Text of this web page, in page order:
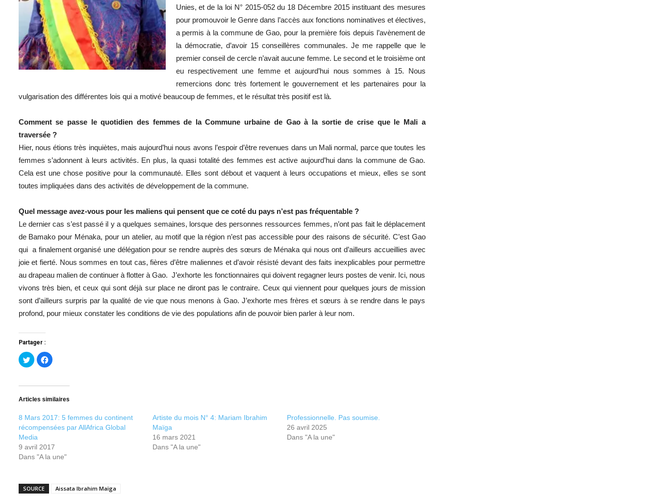
Unies, et de la loi N° 2015-052 du 18 Décembre 2015 instituant des mesures
pour promouvoir le Genre dans l’accès aux fonctions nominatives et électives,
a permis à la commune de Gao, pour la première fois depuis l’avènement de
la démocratie, d’avoir 15 conseillères communales. Je me rappelle que le
premier conseil de cercle n’avait aucune femme. Le second et le troisième ont
eu respectivement une femme et aujourd’hui nous sommes à 15. Nous
remercions donc très fortement le gouvernement et les partenaires pour la
vulgarisation des différentes lois qui a motivé beaucoup de femmes, et le résultat très positif est là.
Comment se passe le quotidien des femmes de la Commune urbaine de Gao à la sortie de crise que le Mali a
traversée ?
Hier, nous étions très inquiètes, mais aujourd’hui nous avons l’espoir d’être revenues dans un Mali normal, parce que toutes les
femmes s’adonnent à leurs activités. En plus, la quasi totalité des femmes est active aujourd’hui dans la commune de Gao.
Cela est une chose positive pour la communauté. Elles sont débout et vaquent à leurs occupations et mieux, elles se sont
toutes impliquées dans des activités de développement de la commune.
Quel message avez-vous pour les maliens qui pensent que ce coté du pays n’est pas fréquentable ?
Le dernier cas s’est passé il y a quelques semaines, lorsque des personnes ressources femmes, n’ont pas fait le déplacement
de Bamako pour Ménaka, pour un atelier, au motif que la région n’est pas accessible pour des raisons de sécurité. C’est Gao
qui a finalement organisé une délégation pour se rendre auprès des sœurs de Ménaka qui nous ont d’ailleurs accueillies avec
joie et fierté. Nous sommes en tout cas, fières d’être maliennes et d’avoir résisté devant des faits inexplicables pour permettre
au drapeau malien de continuer à flotter à Gao. J’exhorte les fonctionnaires qui doivent regagner leurs postes de venir. Ici, nous
vivons très bien, et ceux qui sont déjà sur place ne diront pas le contraire. Ceux qui viennent pour quelques jours de mission
sont d’ailleurs surpris par la qualité de vie que nous menons à Gao. J’exhorte mes frères et sœurs à se rendre dans le pays
profond, pour mieux constater les conditions de vie des populations afin de pouvoir bien parler à leur nom.
Partager :
Cliquez
pour
partager
dans
nouvelle
Cliquez
pour
dans
nouvelle
Articles similaires
8 Mars 2017: 5 femmes du continent
récompensées par AllAfrica Global
Media
9 avril 2017
Dans "A la une"
Artiste du mois N° 4: Mariam Ibrahim
Maïga
16 mars 2021
Dans "A la une"
Professionnelle. Pas soumise.
26 avril 2025
Dans "A la une"
SOURCE Aissata Ibrahim Maïga